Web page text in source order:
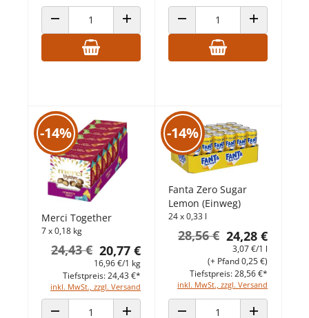
ANZAHL VERRINGERNANZAHL ERHÖHENANZAHL VERRINGERNANZAHL
-14%
Merci Together
7 x 0,18 kg
20,77 €
24,43 €
16,96 €/1 kg
inkl. MwSt., zzgl. Versand
Tiefstpreis: 24,43 €*
-14%
Fanta Zero Sugar
Lemon (Einweg)
24 x 0,33 l
24,28 €
28,56 €
3,07 €/1 l
inkl. MwSt., zzgl. Versand
(+ Pfand 0,25 €)
Tiefstpreis: 28,56 €*